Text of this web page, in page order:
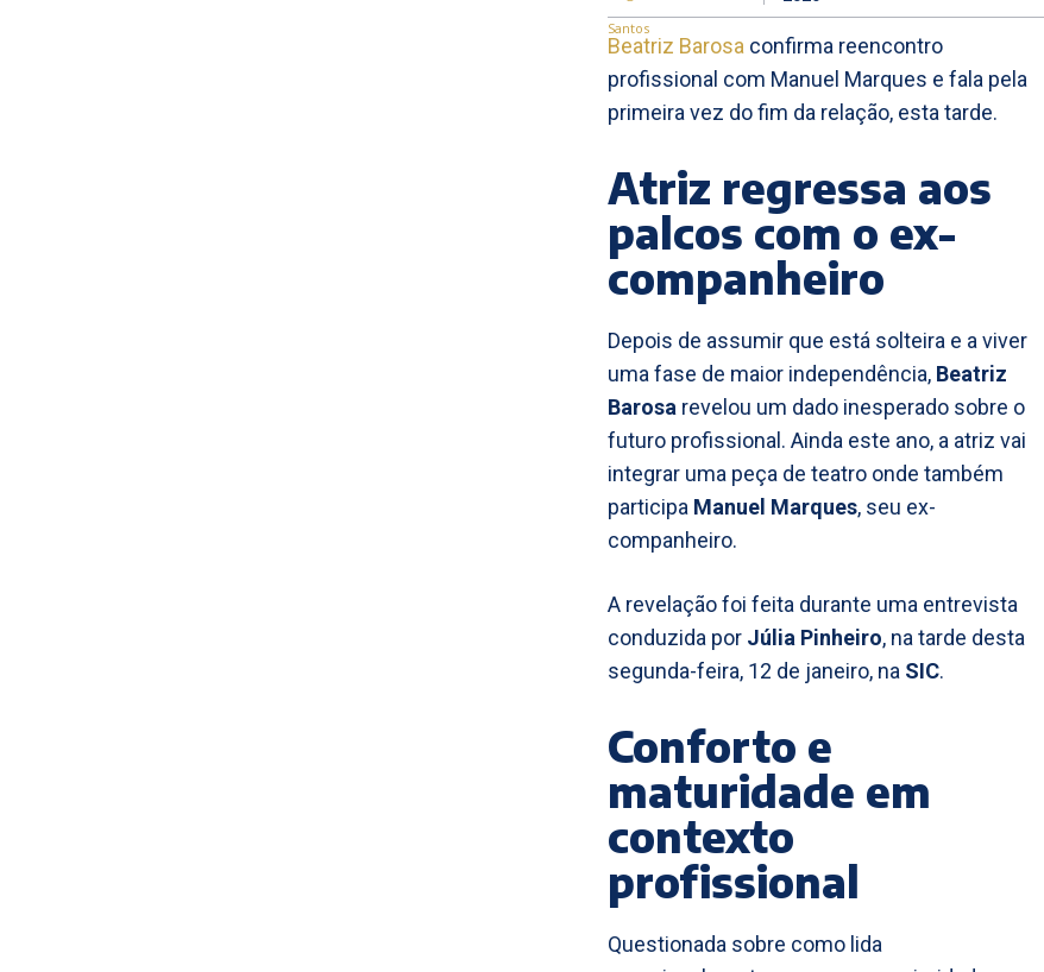
Beatriz Barosa confirma reencontro
profissional com Manuel Marques e fala pela
primeira vez do fim da relação, esta tarde.
Atriz regressa aos
palcos com o ex-
companheiro
Depois de assumir que está solteira e a viver
uma fase de maior independência, Beatriz
Barosa revelou um dado inesperado sobre o
futuro profissional. Ainda este ano, a atriz vai
integrar uma peça de teatro onde também
participa Manuel Marques, seu ex-
companheiro.
A revelação foi feita durante uma entrevista
conduzida por Júlia Pinheiro, na tarde desta
segunda-feira, 12 de janeiro, na SIC.
Conforto e
maturidade em
contexto
profissional
Questionada sobre como lida